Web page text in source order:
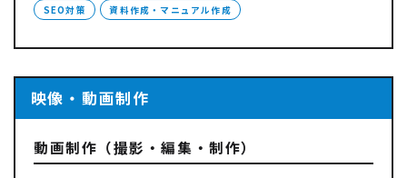
SEO対策 資料作成・マニュアル作成
映像・動画制作
動画制作（撮影・編集・制作）